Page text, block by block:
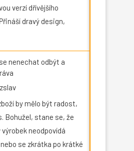
verzí dřívějšího
dravý design,
nenechat odbýt a
by mělo být radost,
Bohužel, stane se, že
výrobek neodpovídá
se zkrátka po krátké